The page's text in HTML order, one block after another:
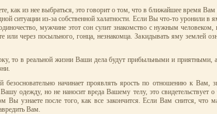
как из нее выбраться, это говорит о том, что в ближайшее время
ситуации из-за собственной халатности. Если Вы что-то уронили в
мужчине этот сон сулит знакомство с нужным
или через посыльного, гонца, незнакомца. Закидывать яму землей
то в реальной жизни Ваши дела будут прибыльными и
безосновательно начинает проявлять ярость по отношению к
одежду, но не наносит вреда Вашему телу, это
Вы узнаете после того, как все закончится. Если Вам снится,
Вам.